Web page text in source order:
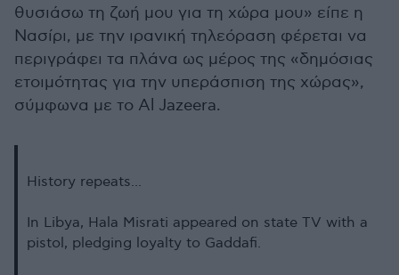
θυσιάσω τη ζωή μου για τη χώρα μου» είπε η
Νασίρι, με την ιρανική τηλεόραση φέρεται να
περιγράφει τα πλάνα ως μέρος της «δημόσιας
ετοιμότητας για την υπεράσπιση της χώρας»,
σύμφωνα με το Al Jazeera.
History repeats...
In Libya, Hala Misrati appeared on state TV with a
pistol, pledging loyalty to Gaddafi.